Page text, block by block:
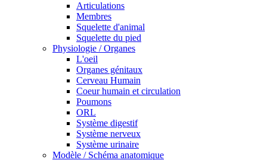
Articulations
Membres
Squelette d'animal
Squelette du pied
Physiologie / Organes
L'oeil
Organes génitaux
Cerveau Humain
Coeur humain et circulation
Poumons
ORL
Système digestif
Système nerveux
Système urinaire
Modèle / Schéma anatomique